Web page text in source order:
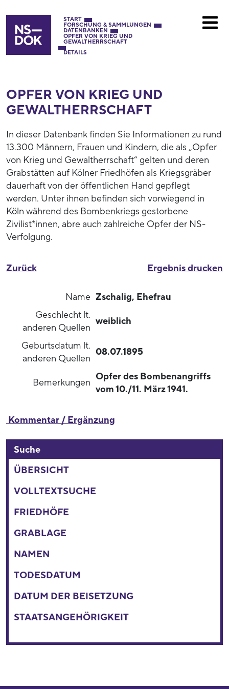
START
FORSCHUNG & SAMMLUNGEN
DATENBANKEN
OPFER VON KRIEG UND
GEWALTHERRSCHAFT
DETAILS
OPFER VON KRIEG UND
GEWALTHERRSCHAFT
In dieser Datenbank finden Sie Informationen zu rund
13.300 Männern, Frauen und Kindern, die als „Opfer
von Krieg und Gewaltherrschaft“ gelten und deren
Grabstätten auf Kölner Friedhöfen als Kriegsgräber
dauerhaft von der öffentlichen Hand gepflegt
werden. Unter ihnen befinden sich vorwiegend in
Köln während des Bombenkriegs gestorbene
Zivilist*innen, abre auch zahlreiche Opfer der NS-
Verfolgung.
Ergebnis drucken
Zurück
Name Zschalig, Ehefrau
Geschlecht lt.
anderen Quellen
weiblich
Geburtsdatum lt.
anderen Quellen
08.07.1895
Bemerkungen
Opfer des Bombenangriffs
vom 10./11. März 1941.
Kommentar / Ergänzung
Suche
ÜBERSICHT
VOLLTEXTSUCHE
FRIEDHÖFE
GRABLAGE
NAMEN
TODESDATUM
DATUM DER BEISETZUNG
STAATSANGEHÖRIGKEIT